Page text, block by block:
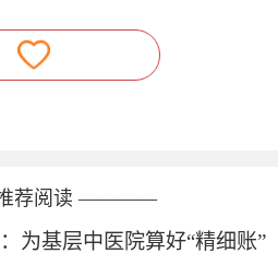
荐阅读 ————
为基层中医院算好“精细账”